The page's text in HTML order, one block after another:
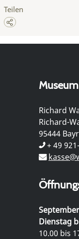
Teilen
Richard
Richard-
95444
+ 49
Dienstag
10.00 bis